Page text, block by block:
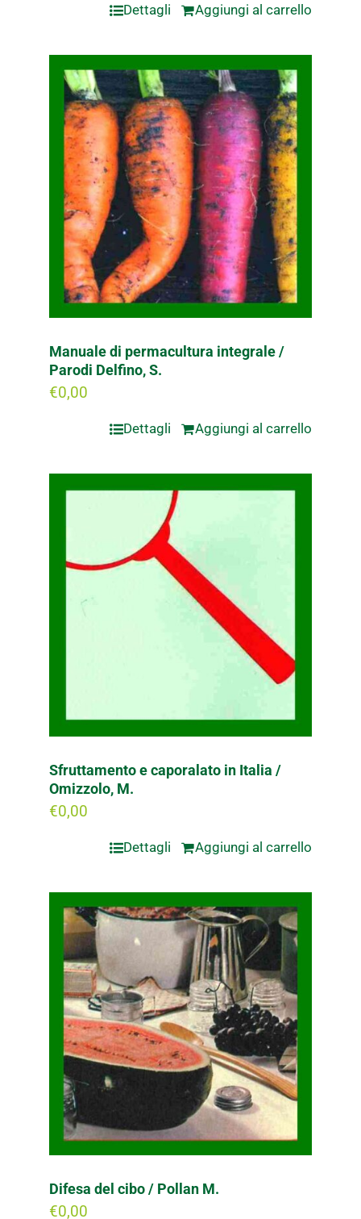
Aggiungi al carrello
Dettagli
Manuale di permacultura integrale /
Parodi Delfino, S.
€0,00
Aggiungi al carrello
Dettagli
Sfruttamento e caporalato in Italia /
Omizzolo, M.
€0,00
Aggiungi al carrello
Dettagli
Difesa del cibo / Pollan M.
€0,00